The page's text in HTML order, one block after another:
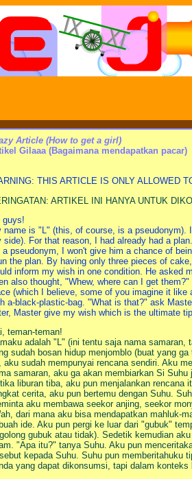
Article (How to get a girl)
Gilaaa (Bagaimana mendapatkan pacar)
THIS ARTICLE IS ONLY ALLOWED
ARTIKEL INI HANYA UNTUK
guys!
name is "L" (this, of course, is a pseudonym).
side). For that reason, I had already had a
a pseudonym, I won't give him a chance of
the plan. By having only three pieces of
inform my wish in one condition. He asked
also thought, "Whew, where can I get
(which I believe, some of you imagine it like
a-black-plastic-bag. "What is that?" ask
Master give my wish which is the ultimate
teman-teman!
adalah "L" (ini tentu saja nama samaran,
sudah bosan hidup menjomblo (buat yang
aku sudah mempunyai rencana sendiri. Aku
samaran, aku ga akan membiarkan Si
liburan tiba, aku pun menjalankan rencana
cerita, aku pun bertemu dengan Suhu.
aku membawa seekor anjing, seekor
dari mana aku bisa mendapatkan mahluk-
ide. Aku pun pergi ke luar dari "gubuk"
gubuk atau tidak). Sedetik kemudian
"Apa itu?" tanya Suhu. Aku pun
kepada Suhu. Suhu pun memberitahuku
yang dapat dikonsumsi, tapi dalam